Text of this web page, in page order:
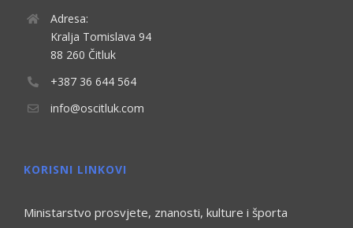
Adresa:
Kralja Tomislava 94
88 260 Čitluk
+387 36 644 564
info@oscitluk.com
KORISNI LINKOVI
Ministarstvo prosvjete, znanosti, kulture i športa